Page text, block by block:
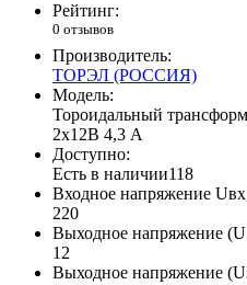
Рейтинг:
0 отзывов
Производитель:
ТОРЭЛ (РОССИЯ)
Модель:
Тороидальный
2х12В 4,3 А
Доступно:
Есть в наличии118
Входное напряжение
220
Выходное напряжение
12
Выходное напряжение